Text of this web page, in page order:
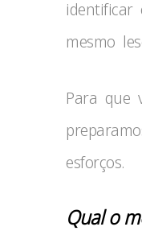
mesmo
Para que
esforços.
Qual o